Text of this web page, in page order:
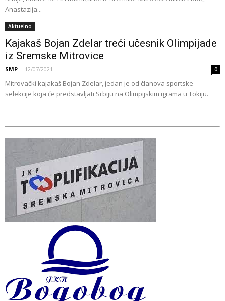
Anastazija...
Aktuelno
Kajakaš Bojan Zdelar treći učesnik Olimpijade
iz Sremske Mitrovice
SMP - 12/07/2021 0
Mitrovački kajakaš Bojan Zdelar, jedan je od članova sportske
selekcije koja će predstavljati Srbiju na Olimpijskim igrama u Tokiju.